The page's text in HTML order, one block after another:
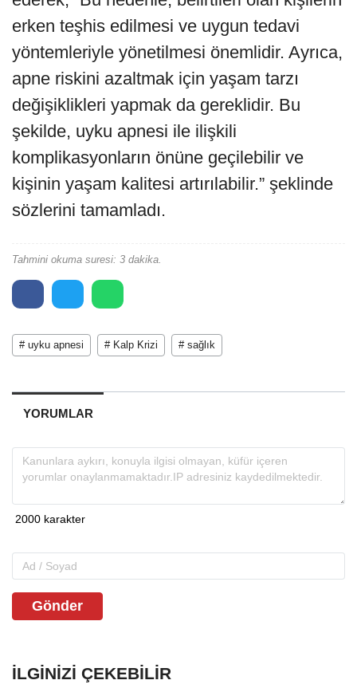
erken teşhis edilmesi ve uygun tedavi
yöntemleriyle yönetilmesi önemlidir. Ayrıca,
apne riskini azaltmak için yaşam tarzı
değişiklikleri yapmak da gereklidir. Bu
şekilde, uyku apnesi ile ilişkili
komplikasyonların önüne geçilebilir ve
kişinin yaşam kalitesi artırılabilir.” şeklinde
sözlerini tamamladı.
Tahmini okuma suresi: 3 dakika.
# uyku apnesi # Kalp Krizi # sağlık
YORUMLAR
Gönder
İLGINIZI ÇEKEBILIR